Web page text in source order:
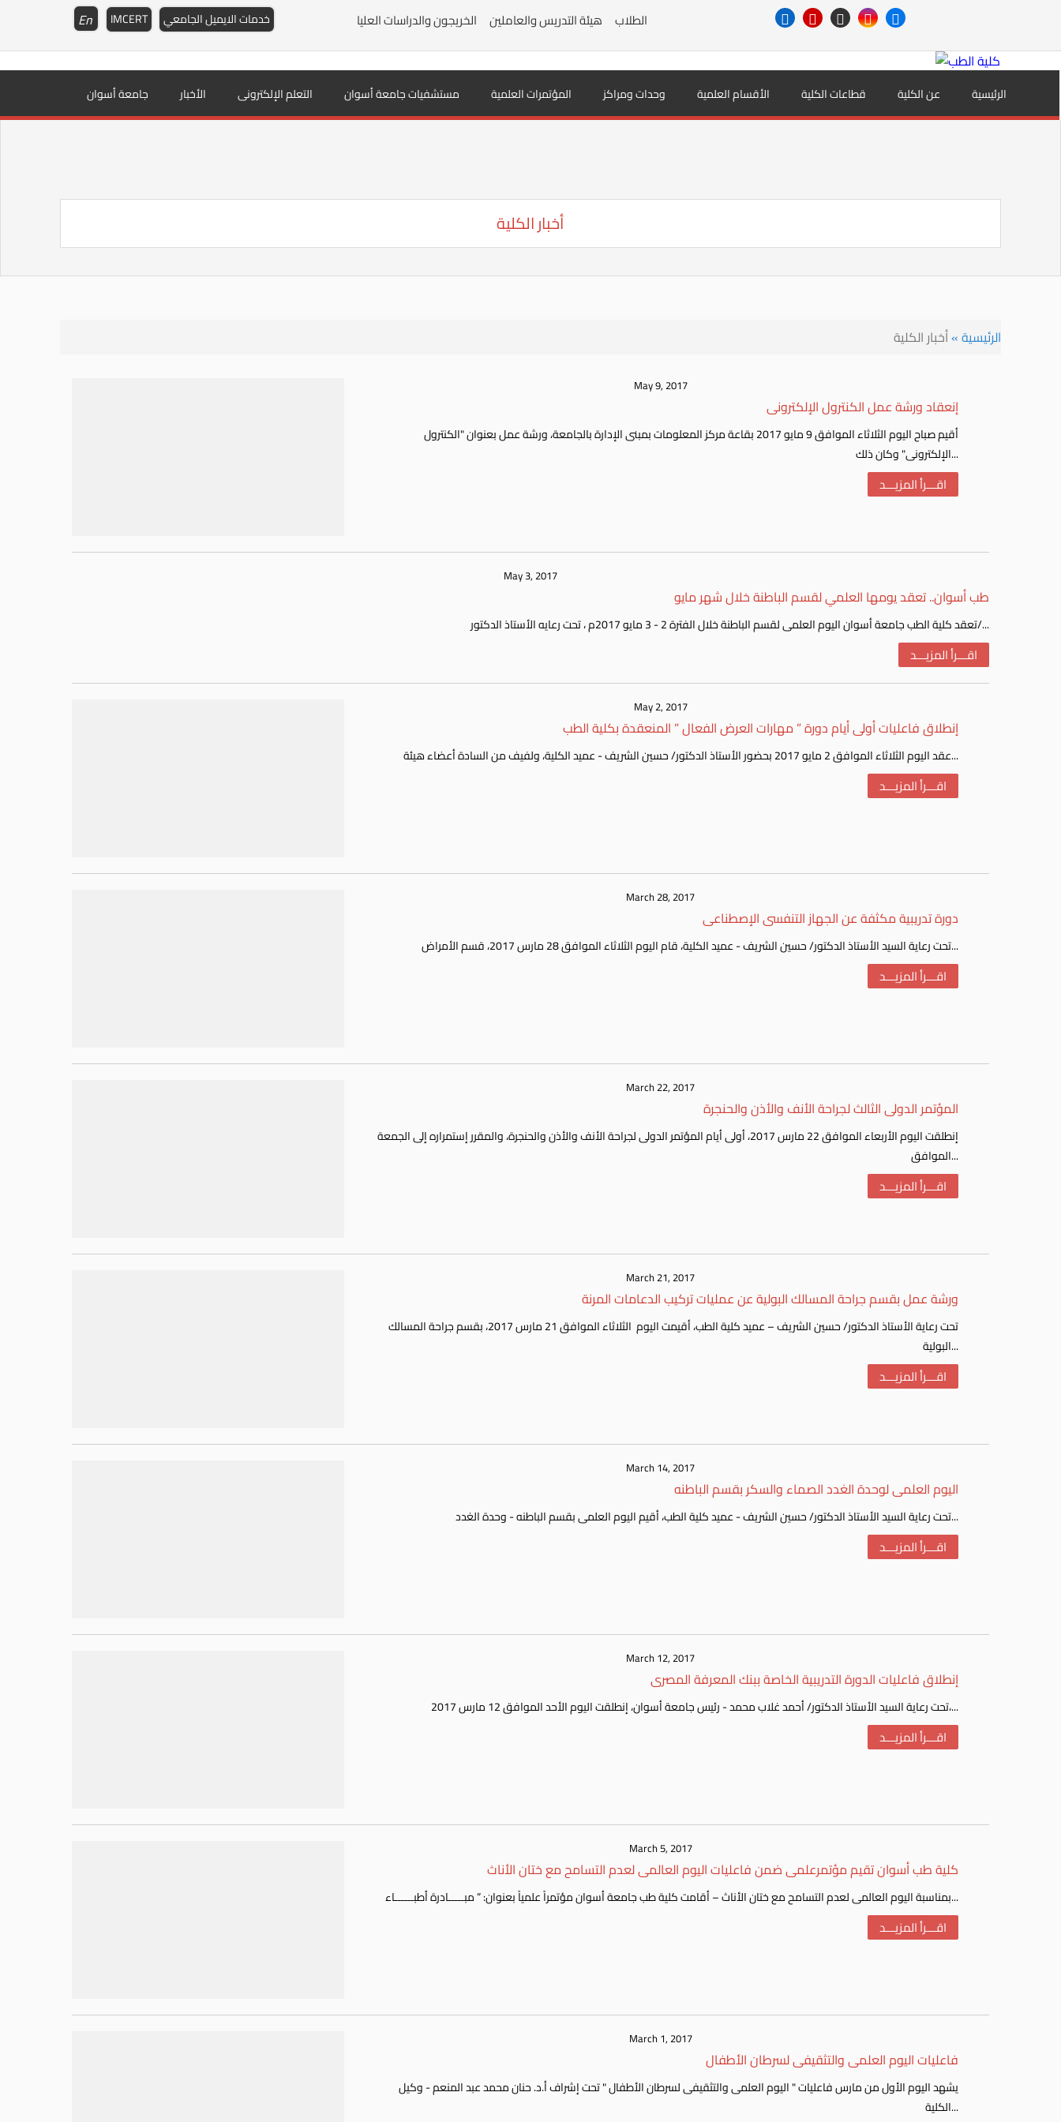
En خدمات الايميل الجامعي IMCERT الخريجون والدراسات العليا هيئة التدريس والعاملين الطلاب
جامعة أسوان الأخبار التعلم الإلكترونى مستشفيات جامعة أسوان المؤتمرات العلمية وحدات ومراكز الأقسام العلمية قطاعات الكلية عن الكلية الرئيسية
أخبار الكلية
الرئيسية»أخبار الكلية
May 9, 2017
إنعقاد ورشة عمل الكنترول الإلكترونى
أقيم صباح اليوم الثلاثاء الموافق 9 مايو 2017 بقاعة مركز المعلومات بمبنى الإدارة بالجامعة، ورشة عمل بعنوان "الكنترول
الإلكترونى" وكان ذلك...
اقـــرأ المزيـــد
May 3, 2017
طب أسوان.. تعقد يومها العلمي لقسم الباطنة خلال شهر مايو
تعقد كلية الطب جامعة أسوان اليوم العلمى لقسم الباطنة خلال الفترة 2 - 3 مايو 2017م ، تحت رعايه الأستاذ الدكتور/...
اقـــرأ المزيـــد
May 2, 2017
إنطلاق فاعليات أولى أيام دورة ” مهارات العرض الفعال ” المنعقدة بكلية الطب
عقد اليوم الثلاثاء الموافق 2 مايو 2017 بحضور الأستاذ الدكتور/ حسين الشريف - عميد الكلية، ولفيف من السادة أعضاء هيئة...
اقـــرأ المزيـــد
March 28, 2017
دورة تدريبية مكثفة عن الجهاز التنفسى الإصطناعى
تحت رعاية السيد الأستاذ الدكتور/ حسين الشريف - عميد الكلية، قام اليوم الثلاثاء الموافق 28 مارس 2017، قسم الأمراض...
اقـــرأ المزيـــد
March 22, 2017
المؤتمر الدولى الثالث لجراحة الأنف والأذن والحنجرة
إنطلقت اليوم الأربعاء الموافق 22 مارس 2017، أولى أيام المؤتمر الدولى لجراحة الأنف والأذن والحنجرة، والمقرر إستمراره إلى الجمعة
الموافق...
اقـــرأ المزيـــد
March 21, 2017
ورشة عمل بقسم جراحة المسالك البولية عن عمليات تركيب الدعامات المرنة
تحت رعاية الأستاذ الدكتور/ حسين الشريف – عميد كلية الطب، أقيمت اليوم الثلاثاء الموافق 21 مارس 2017، بقسم جراحة المسالك
البولية...
اقـــرأ المزيـــد
March 14, 2017
اليوم العلمى لوحدة الغدد الصماء والسكر بقسم الباطنه
تحت رعاية السيد الأستاذ الدكتور/ حسين الشريف - عميد كلية الطب، أقيم اليوم العلمى بقسم الباطنه - وحدة الغدد...
اقـــرأ المزيـــد
March 12, 2017
إنطلاق فاعليات الدورة التدريبية الخاصة ببنك المعرفة المصرى
تحت رعاية السيد الأستاذ الدكتور/ أحمد غلاب محمد - رئيس جامعة أسوان، إنطلقت اليوم الأحد الموافق 12 مارس 2017،...
اقـــرأ المزيـــد
March 5, 2017
كلية طب أسوان تقيم مؤتمرعلمى ضمن فاعليات اليوم العالمى لعدم التسامح مع ختان الأناث
بمناسبة اليوم العالمى لعدم التسامح مع ختان الأناث – أقامت كلية طب جامعة أسوان مؤتمراً علمياً بعنوان: ” مبـــــادرة أطبــــــاء...
اقـــرأ المزيـــد
March 1, 2017
فاعليات اليوم العلمى والتثقيفى لسرطان الأطفال
يشهد اليوم الأول من مارس فاعليات " اليوم العلمى والتثقيفى لسرطان الأطفال " تحت إشراف أ.د. حنان محمد عبد المنعم - وكيل
الكلية...